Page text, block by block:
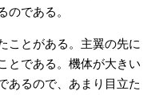
のである。
ことがある。主翼の先に
とである。機体が大きい
あるので、あまり目立た